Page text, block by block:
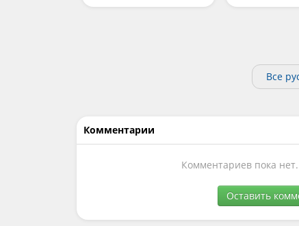
Все
Комментарии
Комментариев пока
Оставить